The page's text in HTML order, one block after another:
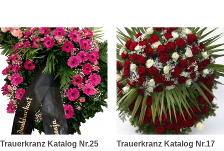
Trauerkranz Katalog Nr.25 Trauerkranz Katalog Nr.17